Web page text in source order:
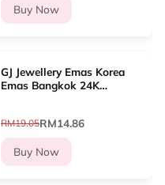
Buy Now
GJ Jewellery Emas Korea
Emas Bangkok 24K
(26cm-27cm) GA-8
RM19.05RM14.86
Buy Now